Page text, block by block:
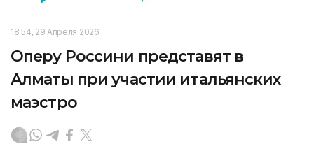
18:54, 29 Апреля 2026
Оперу Россини представят в
Алматы при участии итальянских
маэстро